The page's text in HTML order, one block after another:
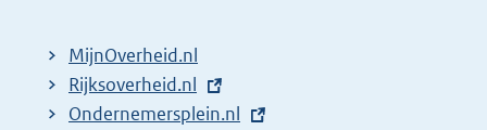
l
i
n
MijnOverheid.nl
E
x
Rijksoverheid.nl
E
Ondernemersplein.nl